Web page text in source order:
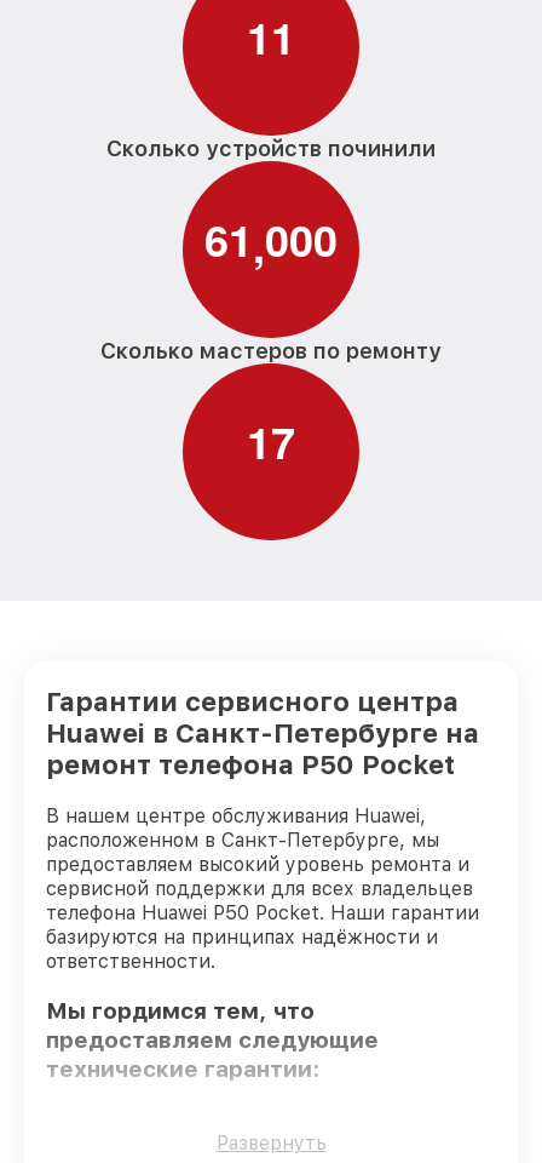
11
Сколько устройств починили
61,000
Сколько мастеров по ремонту
17
Гарантии сервисного центра
Huawei в Санкт-Петербурге на
ремонт телефона P50 Pocket
В нашем центре обслуживания Huawei,
расположенном в Санкт-Петербурге, мы
предоставляем высокий уровень ремонта и
сервисной поддержки для всех владельцев
телефона Huawei P50 Pocket. Наши гарантии
базируются на принципах надёжности и
ответственности.
Мы гордимся тем, что
предоставляем следующие
технические гарантии:
Использование оригинальных
Развернуть